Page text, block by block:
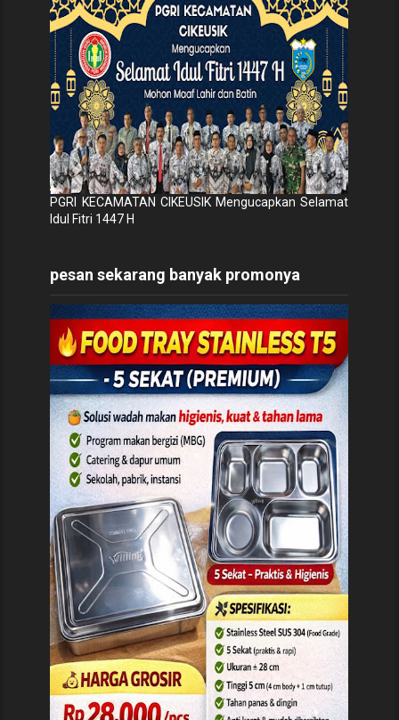
PGRI KECAMATAN CIKEUSIK Mengucapkan Selamat
Idul Fitri 1447 H
pesan sekarang banyak promonya